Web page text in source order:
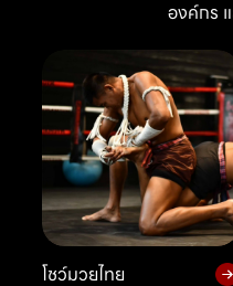
องค์กร
โชว์มวยไทย